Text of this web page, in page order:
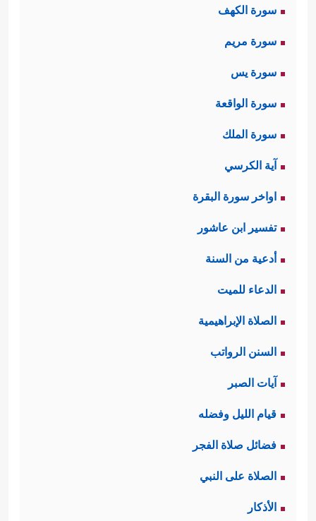
سورة الكهف
سورة مريم
سورة يس
سورة الواقعة
سورة الملك
آية الكرسي
اواخر سورة البقرة
تفسير ابن عاشور
أدعية من السنة
الدعاء للميت
الصلاة الإبراهيمية
السنن الرواتب
آيات الصبر
قيام الليل وفضله
فضائل صلاة الفجر
الصلاة على النبي
الأذكار